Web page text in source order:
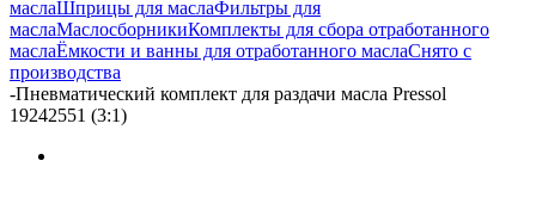
маслаШприцы для маслаФильтры для
маслаМаслосборникиКомплекты для сбора отработанного
маслаЁмкости и ванны для отработанного маслаСнято с
производства
-Пневматический комплект для раздачи масла Pressol
19242551 (3:1)